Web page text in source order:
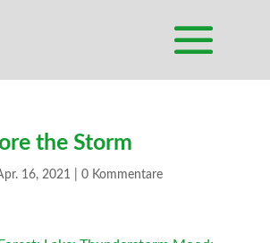
the Storm
16, 2021 0 Kommentare